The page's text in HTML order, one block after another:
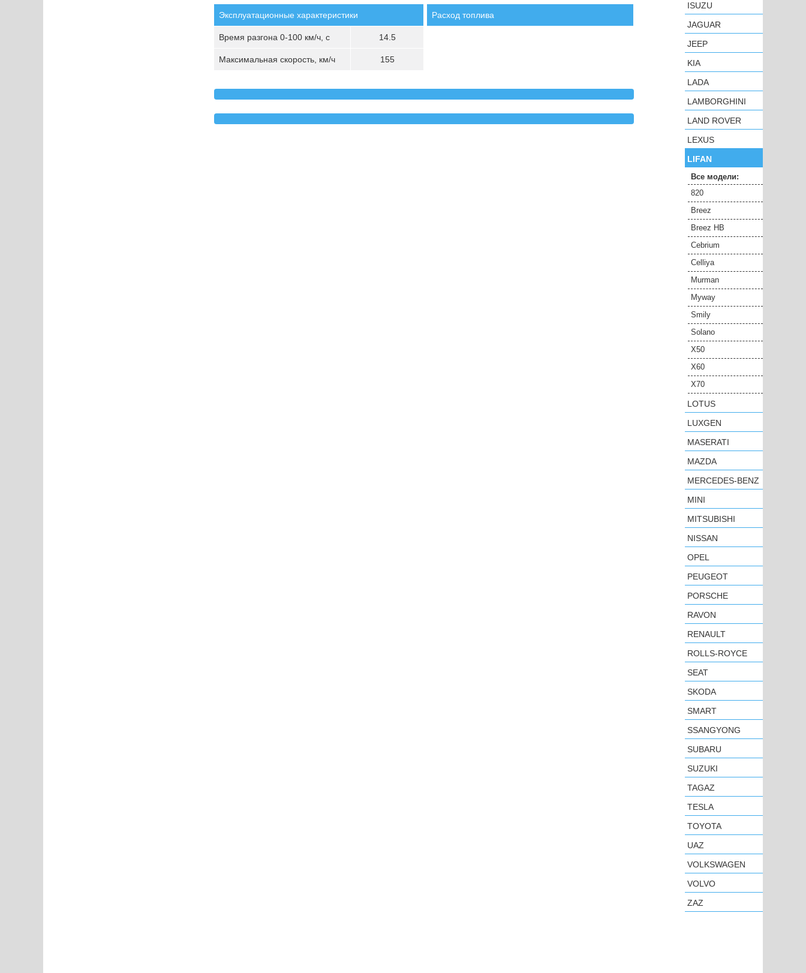
Эксплуатационные характеристики
Время разгона 0-100 км/ч, с 14.5
Максимальная скорость, км/ч 155
Расход топлива
ISUZU
JAGUAR
JEEP
KIA
LADA
LAMBORGHINI
LAND ROVER
LEXUS
LIFAN
Все модели:
820
Breez
Breez HB
Cebrium
Celliya
Murman
Myway
Smily
Solano
X50
X60
X70
LOTUS
LUXGEN
MASERATI
MAZDA
MERCEDES-BENZ
MINI
MITSUBISHI
NISSAN
OPEL
PEUGEOT
PORSCHE
RAVON
RENAULT
ROLLS-ROYCE
SEAT
SKODA
SMART
SSANGYONG
SUBARU
SUZUKI
TAGAZ
TESLA
TOYOTA
UAZ
VOLKSWAGEN
VOLVO
ZAZ